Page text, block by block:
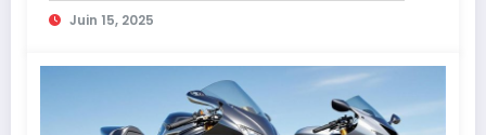
Juin 15, 2025